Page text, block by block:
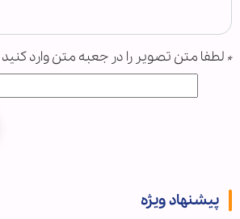
* لطفا متن تصویر را در جعبه متن وارد کنید
پیشنهاد ویژه